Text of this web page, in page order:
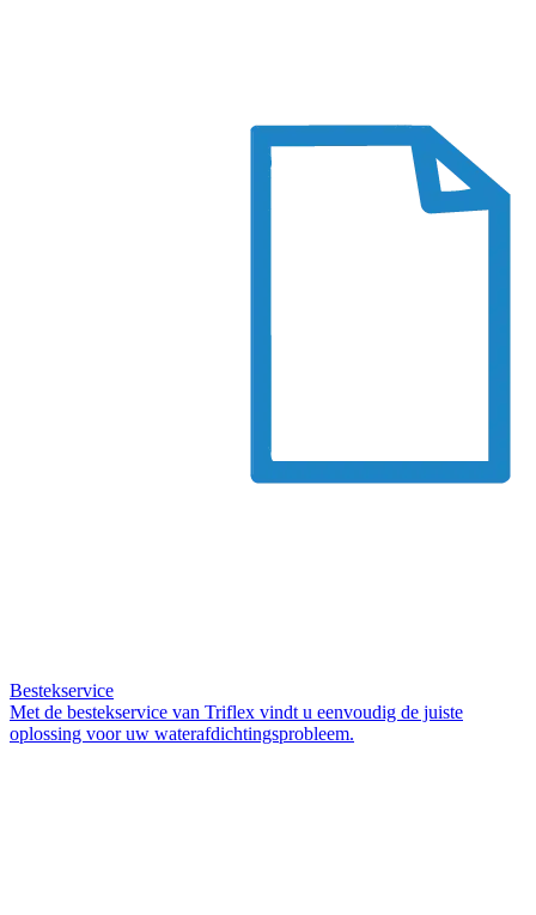
Bestekservice
Met de bestekservice van Triflex vindt u eenvoudig de juiste
oplossing voor uw waterafdichtingsprobleem.